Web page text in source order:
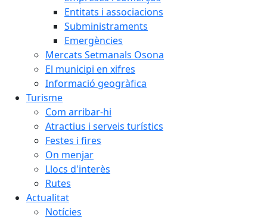
Entitats i associacions
Subministraments
Emergències
Mercats Setmanals Osona
El municipi en xifres
Informació geogràfica
Turisme
Com arribar-hi
Atractius i serveis turístics
Festes i fires
On menjar
Llocs d'interès
Rutes
Actualitat
Notícies